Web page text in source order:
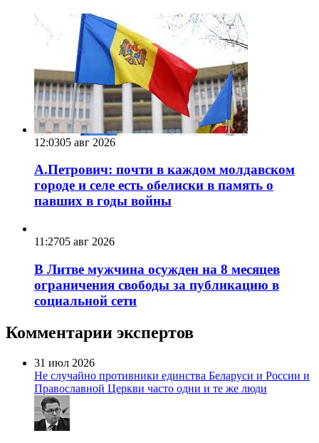
12:0305 авг 2026
А.Петрович: почти в каждом молдавском
городе и селе есть обелиски в память о
павших в годы войны
11:2705 авг 2026
В Литве мужчина осужден на 8 месяцев
ограничения свободы за публикацию в
социальной сети
Комментарии экспертов
31 июл 2026
Не случайно противники единства Беларуси и России и
Православной Церкви часто одни и те же люди